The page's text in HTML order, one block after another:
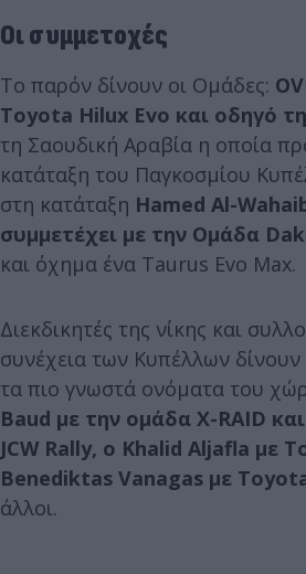
Οι συμμετοχές
Το παρόν δίνουν οι Ομάδες:
Toyota Hilux Evo και οδηγό
τη Σαουδική Αραβία η οποία
κατάταξη του Παγκοσμίου
στη κατάταξη Hamed Al-
συμμετέχει με την Ομάδα
και όχημα ένα Taurus Evo Max.
Διεκδικητές της νίκης και
συνέχεια των Κυπέλλων
τα πιο γνωστά ονόματα του
Baud με την ομάδα Χ-RAID
JCW Rally, ο Khalid Aljafla με
Benediktas Vanagas με
άλλοι.